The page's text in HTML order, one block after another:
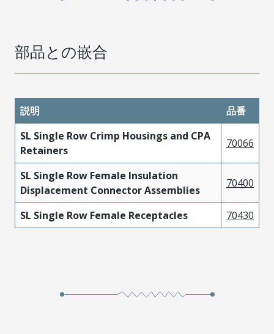
部品との嵌合
説明
品番
SL Single Row Crimp Housings and CPA
Retainers
70066
SL Single Row Female Insulation
Displacement Connector Assemblies
70400
SL Single Row Female Receptacles 70430